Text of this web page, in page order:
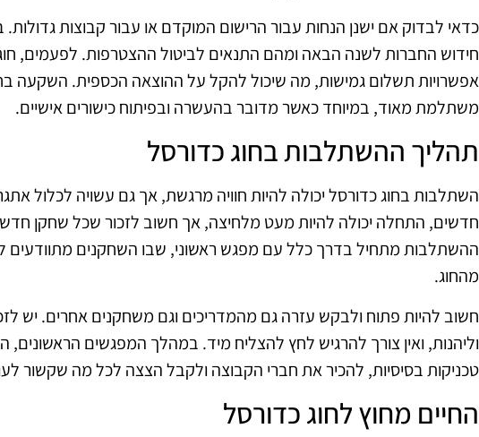
כדאי לבדוק אם ישנן הנחות עבור הרישום המוקדם או עבור קבוצות
חידוש החברות לשנה הבאה ומהם התנאים לביטול ההצטרפות. לפעמים,
אפשרויות תשלום גמישות, מה שיכול להקל על ההוצאה הכספית. השקעה
משתלמת מאוד, במיוחד כאשר מדובר בהעשרה ובפיתוח כישורים אישיים.
תהליך ההשתלבות בחוג כדורסל
השתלבות בחוג כדורסל יכולה להיות חוויה מרגשת, אך גם עשויה לכלול
חדשים, התחלה יכולה להיות מעט מלחיצה, אך חשוב לזכור שכל שחקן
ההשתלבות מתחיל בדרך כלל עם מפגש ראשוני, שבו השחקנים מתוודעים
מהחוג.
חשוב להיות פתוח ולבקש עזרה גם מהמדריכים וגם משחקנים אחרים. יש
וליהנות, ואין צורך להרגיש לחץ להצליח מיד. במהלך המפגשים הראשונים,
טכניקות בסיסיות, להכיר את חברי הקבוצה ולקבל הצצה לכל מה שקשור
החיים מחוץ לחוג כדורסל